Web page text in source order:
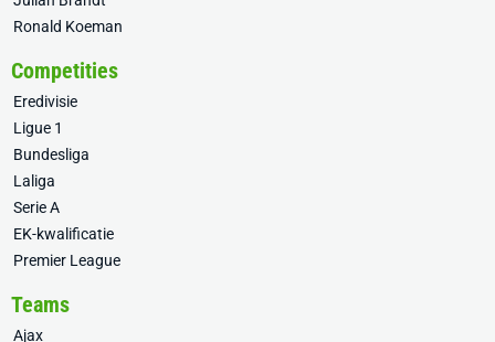
Ronald Koeman
Competities
Eredivisie
Ligue 1
Bundesliga
Laliga
Serie A
EK-kwalificatie
Premier League
Teams
Ajax